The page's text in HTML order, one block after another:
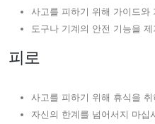
사고를 피하기 위해 가이드와
도구나 기계의 안전 기능을
피로
사고를 피하기 위해 휴식을 취
자신의 한계를 넘어서지 마십